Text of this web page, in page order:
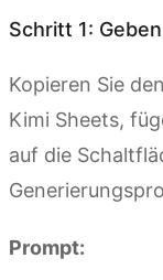
Schritt 1:
Kopieren Sie
Kimi Sheets,
auf die
Prompt: